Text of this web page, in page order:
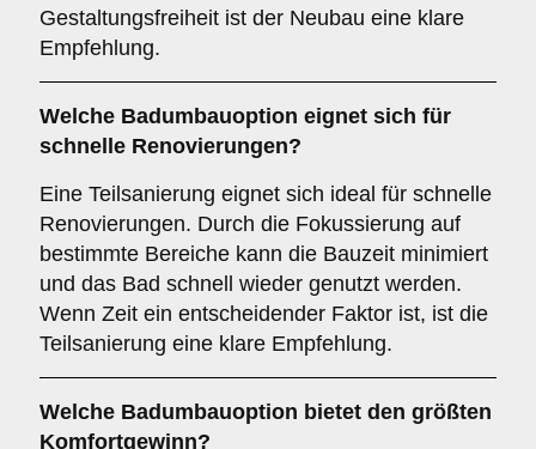
Gestaltungsfreiheit ist der Neubau eine klare
Empfehlung.
Welche Badumbauoption eignet sich für
schnelle Renovierungen?
Eine Teilsanierung eignet sich ideal für schnelle
Renovierungen. Durch die Fokussierung auf
bestimmte Bereiche kann die Bauzeit minimiert
und das Bad schnell wieder genutzt werden.
Wenn Zeit ein entscheidender Faktor ist, ist die
Teilsanierung eine klare Empfehlung.
Welche Badumbauoption bietet den größten
Komfortgewinn?